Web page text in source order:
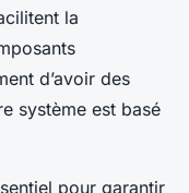
la
d’avoir des
système est basé
pour garantir